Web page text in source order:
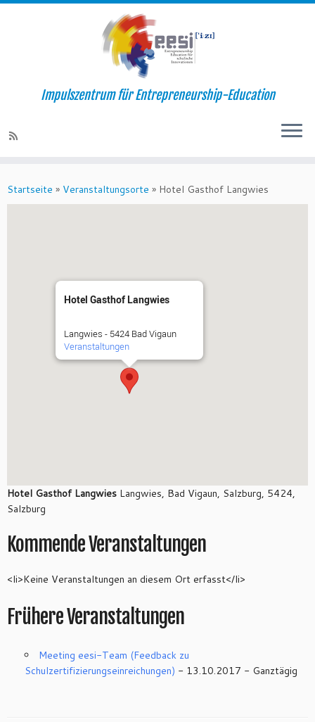
Impulszentrum für Entrepreneurship-Education
Startseite » Veranstaltungsorte » Hotel Gasthof Langwies
Hotel Gasthof Langwies
Langwies - 5424 Bad Vigaun
Veranstaltungen
Hotel Gasthof Langwies Langwies, Bad Vigaun, Salzburg, 5424,
Salzburg
Kommende Veranstaltungen
<li>Keine Veranstaltungen an diesem Ort erfasst</li>
Frühere Veranstaltungen
Meeting eesi-Team (Feedback zu
Schulzertifizierungseinreichungen) - 13.10.2017 - Ganztägig